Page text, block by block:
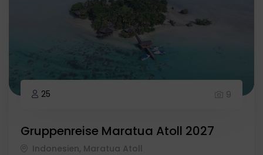
25 9
Gruppenreise Maratua Atoll 2027
Indonesien, Maratua Atoll